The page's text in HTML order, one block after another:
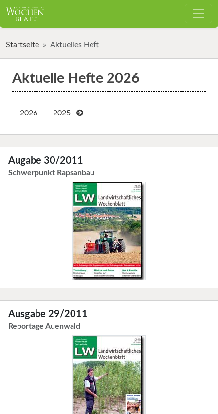
Startseite Aktuelles Heft
Aktuelle Hefte 2026
2026 2025
Augabe 30/2011
Schwerpunkt Rapsanbau
Ausgabe 29/2011
Reportage Auenwald